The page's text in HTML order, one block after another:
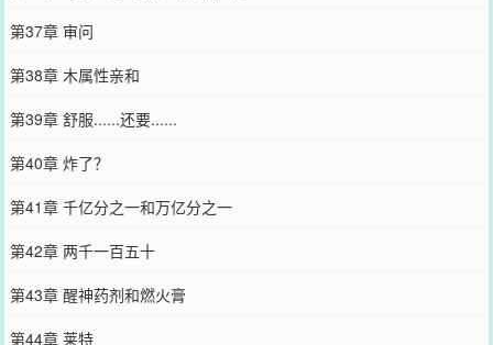
第37章 审问
第38章 木属性亲和
第39章 舒服......还要......
第40章 炸了？
第41章 千亿分之一和万亿分之一
第42章 两千一百五十
第43章 醒神药剂和燃火膏
第44章 莱特